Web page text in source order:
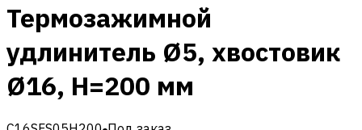
Термозажимной
удлинитель Ø5, хвостовик
Ø16, H=200 мм